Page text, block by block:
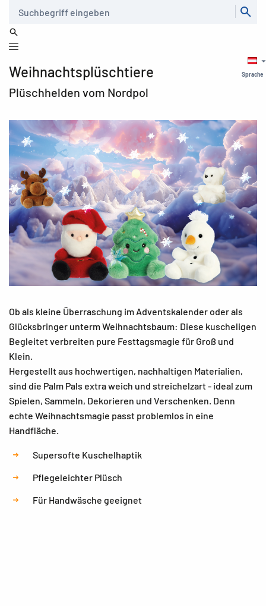
Sprache
Weihnachtsplüschtiere
Plüschhelden vom Nordpol
Ob als kleine Überraschung im Adventskalender oder als
Glücksbringer unterm Weihnachtsbaum: Diese kuscheligen
Begleitet verbreiten pure Festtagsmagie für Groß und
Klein.
Hergestellt aus hochwertigen, nachhaltigen Materialien,
sind die Palm Pals extra weich und streichelzart - ideal zum
Spielen, Sammeln, Dekorieren und Verschenken. Denn
echte Weihnachtsmagie passt problemlos in eine
Handfläche.
Supersofte Kuschelhaptik
Pflegeleichter Plüsch
Für Handwäsche geeignet